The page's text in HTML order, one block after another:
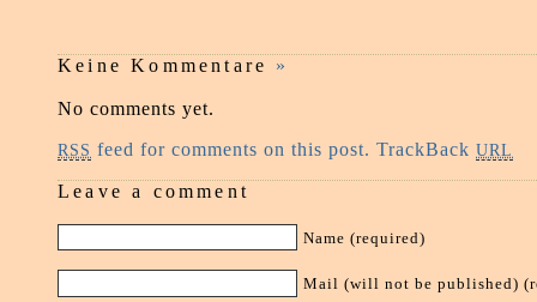
Keine Kommentare »
No comments yet.
RSS feed for comments on this post. TrackBackURL
Leave a comment
Name (required)
Mail (will not be published)